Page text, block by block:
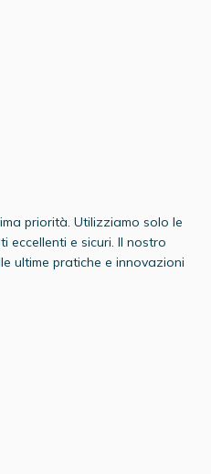
priorità. Utilizziamo solo le
eccellenti e sicuri. Il nostro
ultime pratiche e innovazioni